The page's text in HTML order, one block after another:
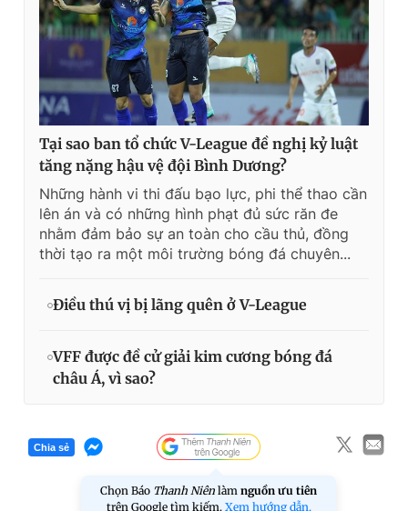
Tại sao ban tổ chức V-League đề nghị kỷ luật
tăng nặng hậu vệ đội Bình Dương?
Những hành vi thi đấu bạo lực, phi thể thao cần
lên án và có những hình phạt đủ sức răn đe
nhằm đảm bảo sự an toàn cho cầu thủ, đồng
thời tạo ra một môi trường bóng đá chuyên...
Điều thú vị bị lãng quên ở V-League
VFF được đề cử giải kim cương bóng đá
châu Á, vì sao?
Chia sẻ
Chọn Báo Thanh Niên làm nguồn ưu tiên
trên Google tìm kiếm. Xem hướng dẫn.